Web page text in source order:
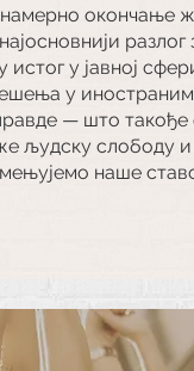
окончање
разлог
у јавној
у
— што
људску слободу
наше